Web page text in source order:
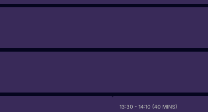
13:30 - 14:10 (40 MINS)